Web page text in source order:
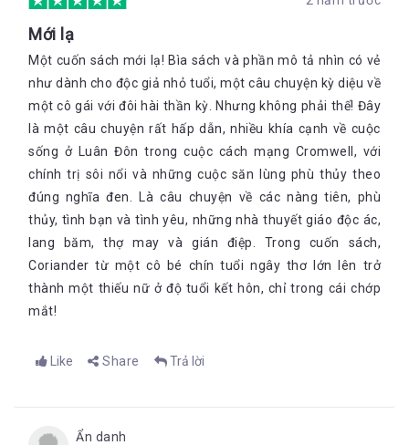
mọi quyền lực...”. Giọng văn của Sally Gardner mang một màu
sắc kì bí u uẩn, lôi cuốn người đọc vào nỗi sợ hãi lo lắng không
tên, tựa như các nhân vật trong trang sách, tự nhiên và cũng
giản nhưng lại ẩn chứa một thông điệp vô cùng sâu sắc.
Coriander không phải là một cái tên Cơ-đốc, cái tên này có ý
nghĩa hết sức giản dị là cây rau mùi. Coriander đã bị mụ dì ghẻ
cướp đi nó hay đúng hơn là cướp đi bản ngã sâu thẳm trong
cô. Thông qua 360 trang văn, Sally Gardner đã tái hiện lại cuộc
đấu tranh đầy gian khổ của Coriander để giành lại cái tên của
mình, không phải Ann, hay bất kì cái tên Cơ-đốc ngoan đạo
nào khác, đơn giản, như cô đã tuyên bố: “Tên tôi là Coriander”.
Một câu chuyện về sự trưởng thành, bi kịch về những nỗi đau
và sự sợ hãi, lòng trung thành và tình yêu đầu tiên, tất cả đều
diễn ra trên nền tảng của một thời kì lịch sử đầy biến động.
Thông qua nhân vật Coriander, tác giả muốn gửi gắm cho
bởi thế giới nghệ thuật lung linh, đầy sắc màu, có phép thuật,
tạo dồi dào của Sally Gardner. Tìm đến “Tôi là Coriander” là
Mới lạ
Một cuốn sách mới lạ! Bìa sách và phần mô tả nhìn có vẻ
như dành cho độc giả nhỏ tuổi, một câu chuyện kỳ ​​diệu về
một cô gái với đôi hài thần kỳ. Nhưng không phải thế! Đây
là một câu chuyện rất hấp dẫn, nhiều khía cạnh về cuộc
sống ở Luân Đôn trong cuộc cách mạng Cromwell, với
chính trị sôi nổi và những cuộc săn lùng phù thủy theo
đúng nghĩa đen. Là câu chuyện về các nàng tiên, phù
thủy, tình bạn và tình yêu, những nhà thuyết giáo độc ác,
lang băm, thợ may và gián điệp. Trong cuốn sách,
Coriander từ một cô bé chín tuổi ngây thơ lớn lên trở
thành một thiếu nữ ở độ tuổi kết hôn, chỉ trong cái chớp
mắt!
Like Share Trả lời
Ẩn danh